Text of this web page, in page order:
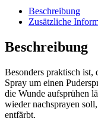
Beschreibung
Zusätzliche
Beschreibung
Besonders praktisch ist,
Spray um einen
die Wunde aufsprühen
wieder nachsprayen
entfärbt.